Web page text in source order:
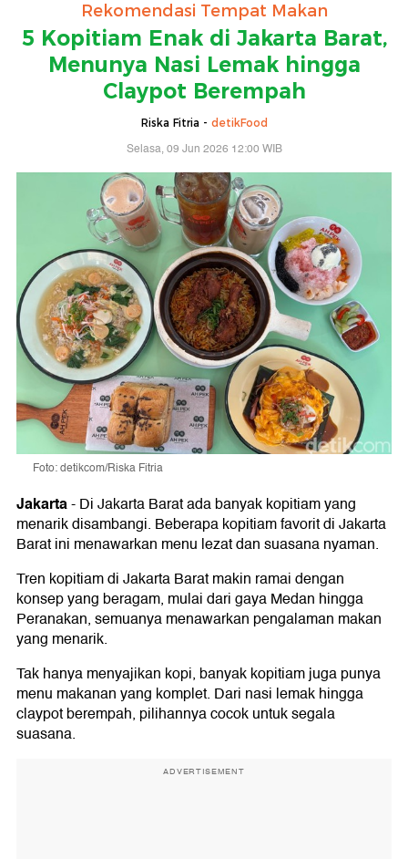
Rekomendasi Tempat Makan
5 Kopitiam Enak di Jakarta Barat,
Menunya Nasi Lemak hingga
Claypot Berempah
Riska Fitria - detikFood
Selasa, 09 Jun 2026 12:00 WIB
Foto: detikcom/Riska Fitria
Jakarta-Di Jakarta Barat ada banyak kopitiam yang
menarik disambangi. Beberapa kopitiam favorit di Jakarta
Barat ini menawarkan menu lezat dan suasana nyaman.
Tren kopitiam di Jakarta Barat makin ramai dengan
konsep yang beragam, mulai dari gaya Medan hingga
Peranakan, semuanya menawarkan pengalaman makan
yang menarik.
Tak hanya menyajikan kopi, banyak kopitiam juga punya
menu makanan yang komplet. Dari nasi lemak hingga
claypot berempah, pilihannya cocok untuk segala
suasana.
ADVERTISEMENT